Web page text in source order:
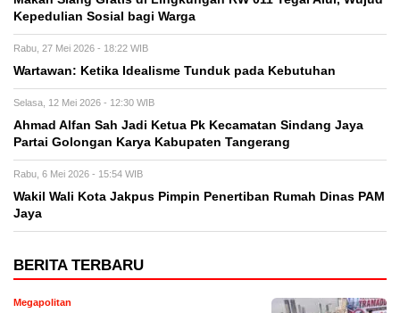
Kepedulian Sosial bagi Warga
Rabu, 27 Mei 2026 - 18:22 WIB
Wartawan: Ketika Idealisme Tunduk pada Kebutuhan
Selasa, 12 Mei 2026 - 12:30 WIB
‎Ahmad Alfan Sah Jadi Ketua Pk Kecamatan Sindang Jaya
Partai Golongan Karya Kabupaten Tangerang
Rabu, 6 Mei 2026 - 15:54 WIB
Wakil Wali Kota Jakpus Pimpin Penertiban Rumah Dinas PAM
Jaya
BERITA TERBARU
Megapolitan